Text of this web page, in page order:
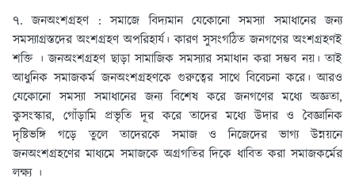
৭. জনঅংশগ্রহণ :সমাজে বিদ্যমান যেকোনো সমস্যা সমাধানের জন্য
সমস্যাগ্রস্তদের অংশগ্রহণ অপরিহার্য। কারণ সুসংগঠিত জনগণের অংশগ্রহণই
শক্তি । জনঅংশগ্রহণ ছাড়া সামাজিক সমস্যার সমাধান করা সম্ভব নয়। তাই
আধুনিক সমাজকর্ম জনঅংশগ্রহণকে গুরুত্বের সাথে বিবেচনা করে। আরও
যেকোনো সমস্যা সমাধানের জন্য বিশেষ করে জনগণের মধ্যে অজ্ঞতা,
কুসংস্কার, গোঁড়ামি প্রভৃতি দূর করে তাদের মধ্যে উদার ও বৈজ্ঞানিক
দৃষ্টিভঙ্গি গড়ে তুলে তাদেরকে সমাজ ও নিজেদের ভাগ্য উন্নয়নে
জনঅংশগ্রহণের মাধ্যমে সমাজকে অগ্রগতির দিকে ধাবিত করা সমাজকর্মের
লক্ষ্য ।